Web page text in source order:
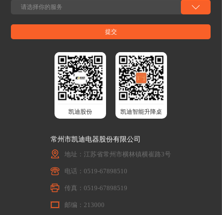
凯迪股份 凯迪智能升降桌
常州市凯迪电器股份有限公司
地址：江苏省常州市横林镇横崔路3号
电话：0519-67898510
传真：0519-67898519
邮编：213000